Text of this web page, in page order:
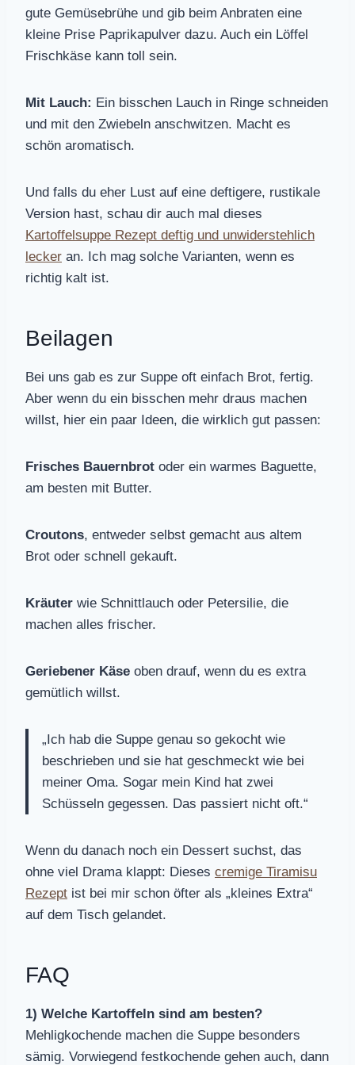
gute Gemüsebrühe und gib beim Anbraten eine
kleine Prise Paprikapulver dazu. Auch ein Löffel
Frischkäse kann toll sein.
Mit Lauch: Ein bisschen Lauch in Ringe schneiden
und mit den Zwiebeln anschwitzen. Macht es
schön aromatisch.
Und falls du eher Lust auf eine deftigere, rustikale
Version hast, schau dir auch mal dieses
Kartoffelsuppe Rezept deftig und unwiderstehlich
lecker an. Ich mag solche Varianten, wenn es
richtig kalt ist.
Beilagen
Bei uns gab es zur Suppe oft einfach Brot, fertig.
Aber wenn du ein bisschen mehr draus machen
willst, hier ein paar Ideen, die wirklich gut passen:
Frisches Bauernbrot oder ein warmes Baguette,
am besten mit Butter.
Croutons, entweder selbst gemacht aus altem
Brot oder schnell gekauft.
Kräuter wie Schnittlauch oder Petersilie, die
machen alles frischer.
Geriebener Käse oben drauf, wenn du es extra
gemütlich willst.
„Ich hab die Suppe genau so gekocht wie
beschrieben und sie hat geschmeckt wie bei
meiner Oma. Sogar mein Kind hat zwei
Schüsseln gegessen. Das passiert nicht oft.“
Wenn du danach noch ein Dessert suchst, das
ohne viel Drama klappt: Dieses cremige Tiramisu
Rezept ist bei mir schon öfter als „kleines Extra“
auf dem Tisch gelandet.
FAQ
1) Welche Kartoffeln sind am besten?
Mehligkochende machen die Suppe besonders
sämig. Vorwiegend festkochende gehen auch, dann